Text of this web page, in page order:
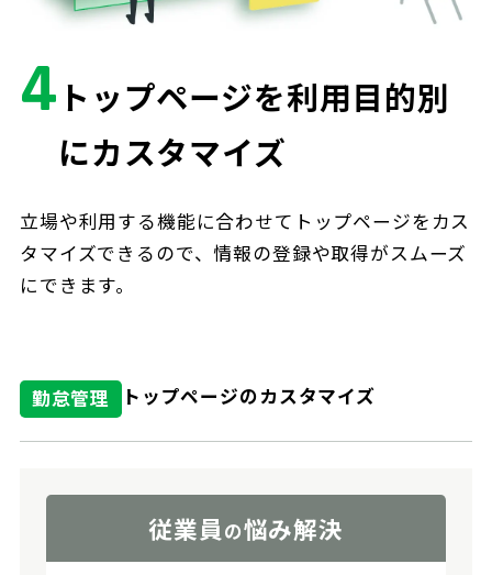
4 トップページを利用目的別
にカスタマイズ
立場や利用する機能に合わせてトップページをカス
タマイズできるので、情報の登録や取得がスムーズ
にできます。
勤怠管理 トップページのカスタマイズ
従業員の悩み解決